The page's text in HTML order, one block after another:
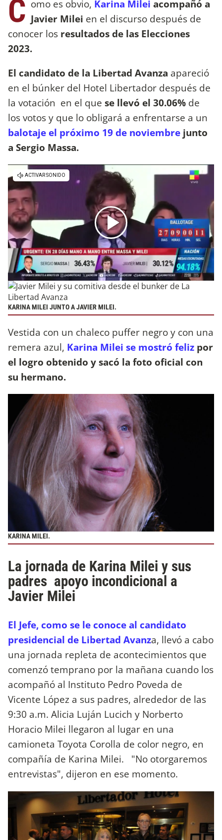
C omo es obvio, Karina Milei acompañó a
Javier Milei en el discurso después de
conocer los resultados de las Elecciones
2023.
El candidato de la Libertad Avanza apareció
en el búnker del Hotel Libertador después de
la votación en el que se llevó el 30.06% de
los votos y que lo obligará a enfrentarse a un
balotaje el próximo 19 de noviembre junto
a Sergio Massa.
KARINA MILEI JUNTO A JAVIER MILEI.
Vestida con un chaleco puffer negro y con una
remera azul, Karina Milei se mostró feliz por
el logro obtenido y sacó la foto oficial con
su hermano.
KARINA MILEI.
La jornada de Karina Milei y sus
padres apoyo incondicional a
Javier Milei
El Jefe, como se le conoce al candidato
presidencial de Libertad Avanza, llevó a cabo
una jornada repleta de acontecimientos que
comenzó temprano por la mañana cuando los
acompañó al Instituto Pedro Poveda de
Vicente López a sus padres, alrededor de las
9:30 a.m. Alicia Luján Lucich y Norberto
Horacio Milei llegaron al lugar en una
camioneta Toyota Corolla de color negro, en
compañía de Karina Milei. "No otorgaremos
entrevistas", dijeron en ese momento.